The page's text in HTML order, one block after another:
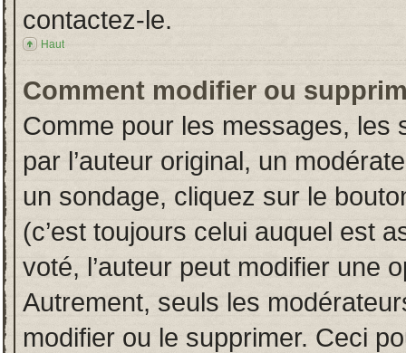
contactez-le.
Haut
Comment modifier ou
Comme pour les messages, les
par l’auteur original, un
un sondage, cliquez sur le
(c’est toujours celui auquel est
voté, l’auteur peut modifier une
Autrement, seuls les
modifier ou le supprimer. Ceci